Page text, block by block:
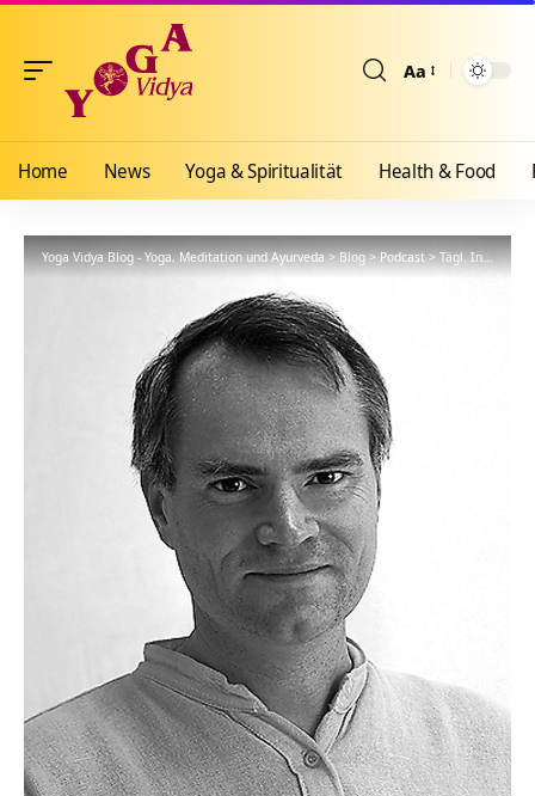
Aa
Home News Yoga & Spiritualität Health & Food
Yoga Vidya Blog - Yoga, Meditation und Ayurveda>Blog>Podcast>Tägl. Inspiration